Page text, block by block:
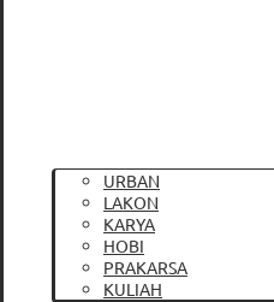
URBAN
LAKON
KARYA
HOBI
PRAKARSA
KULIAH